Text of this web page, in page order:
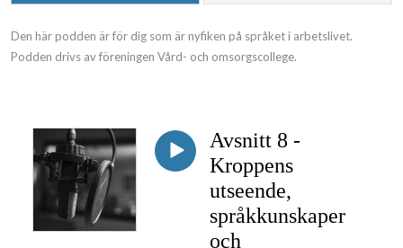
Den här podden är för dig som är nyfiken på språket i arbetslivet.
Podden drivs av föreningen Vård- och omsorgscollege.
Avsnitt 8 -
Kroppens
utseende,
språkkunskaper
och